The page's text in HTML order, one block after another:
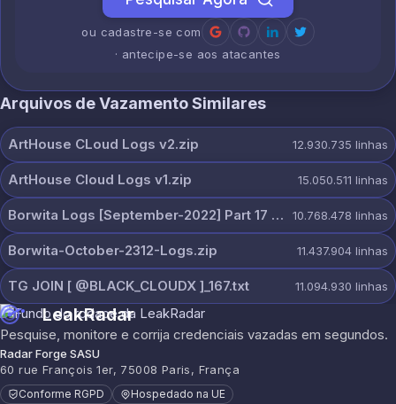
ou cadastre-se com
· antecipe-se aos atacantes
Arquivos de Vazamento Similares
ArtHouse CLoud Logs v2.zip 12.930.735 linhas
ArtHouse Cloud Logs v1.zip 15.050.511 linhas
Borwita Logs [September-2022] Part 17 [2307 Pcs].zip 10.768.478 linhas
Borwita-October-2312-Logs.zip 11.437.904 linhas
TG JOIN [ @BLACK_CLOUDX ]_167.txt 11.094.930 linhas
LeakRadar
Pesquise, monitore e corrija credenciais vazadas em segundos.
Radar Forge SASU
60 rue François 1er, 75008 Paris, França
Conforme RGPD Hospedado na UE